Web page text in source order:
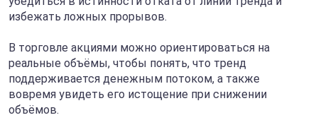
избежать ложных прорывов.
В торговле акциями можно ориентироваться на
реальные объёмы, чтобы понять, что тренд
поддерживается денежным потоком, а также
вовремя увидеть его истощение при снижении
объёмов.